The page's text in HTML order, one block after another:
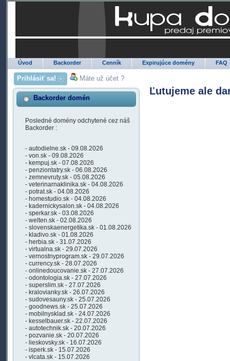
Úvod Backorder Cenník Expirujúce domény FAQ
Prihlásiť sa! Máte už účet ?
Backorder domén
Posledné domény odchytené cez náš
Backorder :
- autodielne.sk - 09.08.2026
- von.sk - 09.08.2026
- kempuj.sk - 07.08.2026
- penziontatry.sk - 06.08.2026
- zemnevruty.sk - 05.08.2026
- veterinarnaklinika.sk - 04.08.2026
- potrat.sk - 04.08.2026
- homestudio.sk - 04.08.2026
- kadernickysalon.sk - 04.08.2026
- sperkar.sk - 03.08.2026
- welten.sk - 02.08.2026
- slovenskaenergetika.sk - 01.08.2026
- kladivo.sk - 01.08.2026
- herbia.sk - 31.07.2026
- virtualna.sk - 29.07.2026
- vernostnyprogram.sk - 29.07.2026
- currency.sk - 28.07.2026
- onlinedoucovanie.sk - 27.07.2026
- odontologia.sk - 27.07.2026
- superslim.sk - 27.07.2026
- kralovianky.sk - 26.07.2026
- sudovesauny.sk - 25.07.2026
- goodnews.sk - 25.07.2026
- mobilnysklad.sk - 24.07.2026
- kesselbauer.sk - 22.07.2026
- autotechnik.sk - 20.07.2026
- pozvanie.sk - 20.07.2026
- lieskovsky.sk - 16.07.2026
- isperk.sk - 15.07.2026
- vlcata.sk - 15.07.2026
Ľutujeme ale